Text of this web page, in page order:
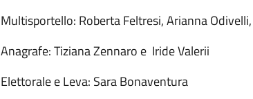
Multisportello: Roberta Feltresi, Arianna
Anagrafe: Tiziana Zennaro e Iride Valerii
Elettorale e Leva: Sara Bonaventura